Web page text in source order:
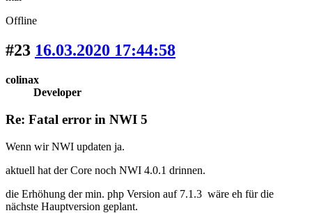
Offline
#23 16.03.2020 17:44:58
colinax
Developer
Re: Fatal error in NWI 5
Wenn wir NWI updaten ja.
aktuell hat der Core noch NWI 4.0.1 drinnen.
die Erhöhung der min. php Version auf 7.1.3 wäre eh für die
nächste Hauptversion geplant.